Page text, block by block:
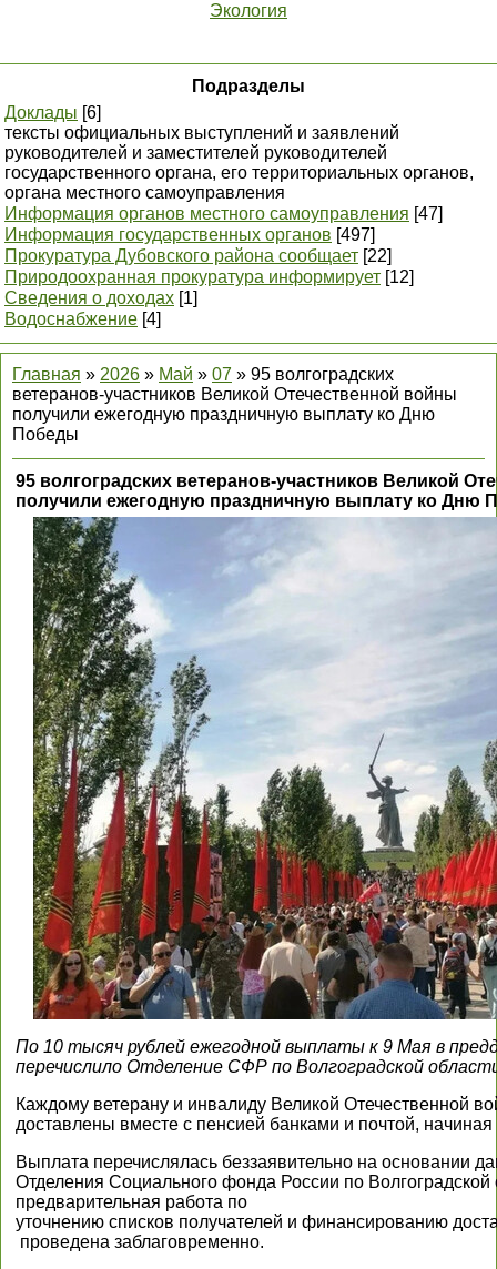
Экология
Подразделы
Доклады [6]
тексты официальных выступлений и заявлений
руководителей и заместителей руководителей
государственного органа, его территориальных органов,
органа местного самоуправления
Информация органов местного самоуправления [47]
Информация государственных органов [497]
Прокуратура Дубовского района сообщает [22]
Природоохранная прокуратура информирует [12]
Сведения о доходах [1]
Водоснабжение [4]
Главная » 2026 » Май » 07 » 95 волгоградских
ветеранов-участников Великой Отечественной войны
получили ежегодную праздничную выплату ко Дню
Победы
95 волгоградских ветеранов-участников Великой
получили ежегодную праздничную выплату ко Дню
По 10 тысяч рублей ежегодной выплаты к 9 Мая в
перечислило Отделение СФР по Волгоградской
Каждому ветерану и инвалиду Великой Отечественной
доставлены вместе с пенсией банками и почтой, начиная
Выплата перечислялась беззаявительно на основании
Отделения Социального фонда России по Волгоградской
предварительная работа по
уточнению списков получателей и финансированию
проведена заблаговременно.